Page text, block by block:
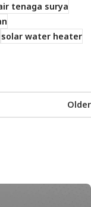
tenaga surya
solar water heater
Older